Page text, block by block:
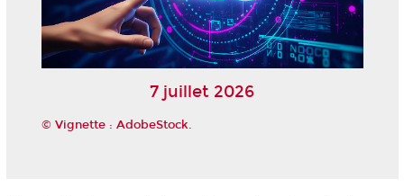
7 juillet 2026
© Vignette : AdobeStock.